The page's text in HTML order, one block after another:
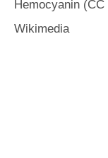
Hemocyanin
Wikimedia